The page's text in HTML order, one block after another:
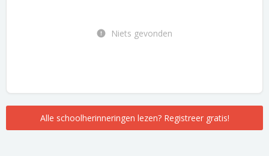
Niets gevonden
Alle schoolherinneringen lezen? Registreer gratis!